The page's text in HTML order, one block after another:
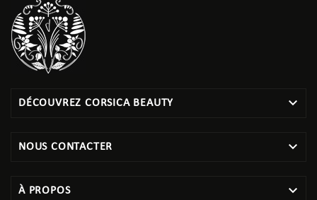
DÉCOUVREZ CORSICA BEAUTY 
NOUS CONTACTER 
À PROPOS 